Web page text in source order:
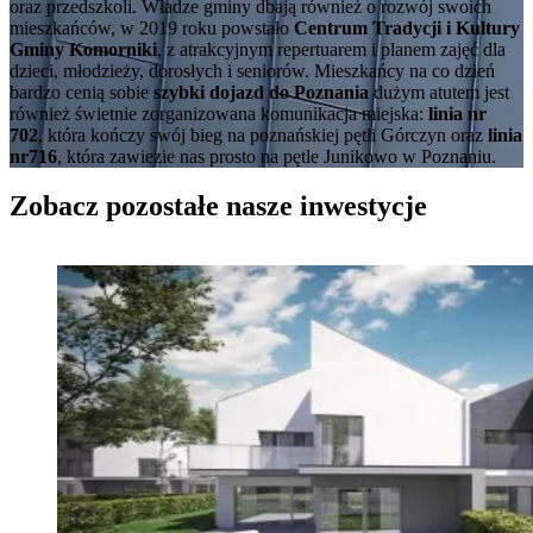
oraz przedszkoli. Władze gminy dbają również o rozwój swoich
mieszkańców, w 2019 roku powstało Centrum Tradycji i Kultury
Gminy Komorniki, z atrakcyjnym repertuarem i planem zajęć dla
dzieci, młodzieży, dorosłych i seniorów. Mieszkańcy na co dzień
bardzo cenią sobie szybki dojazd do Poznania dużym atutem jest
również świetnie zorganizowana komunikacja miejska: linia nr
702, która kończy swój bieg na poznańskiej pętli Górczyn oraz linia
nr716, która zawiezie nas prosto na pętle Junikowo w Poznaniu.
Zobacz pozostałe nasze inwestycje